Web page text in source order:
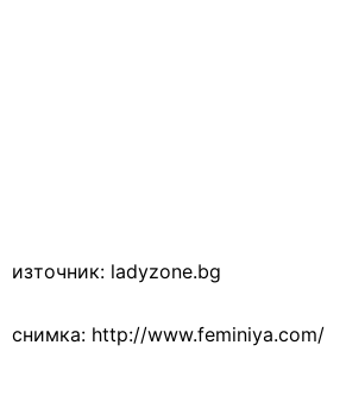
източник: ladyzone.bg
снимка: http://www.feminiya.com/